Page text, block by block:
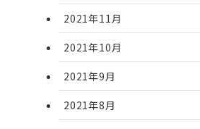
2021年11月
2021年10月
2021年9月
2021年8月